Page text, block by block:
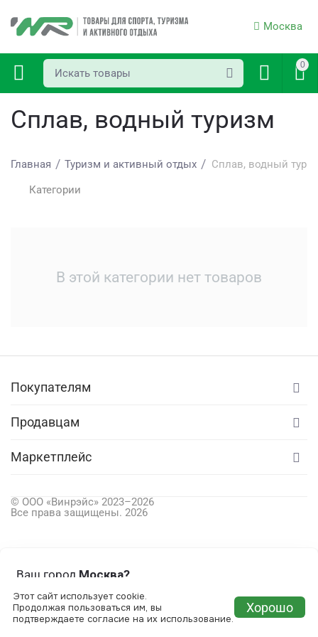
Москва
Ваш город Москва?
Все верно Сменить город
0
Сплав, водный туризм
Главная / Туризм и активный отдых / Сплав, водный
Категории
В этой категории нет товаров
Покупателям
Продавцам
Маркетплейс
© ООО «Винрэйс» 2023–2026
Все права защищены. 2026
Этот сайт использует cookie.
Продолжая пользоваться им, вы
подтверждаете согласие на их использование.
Хорошо